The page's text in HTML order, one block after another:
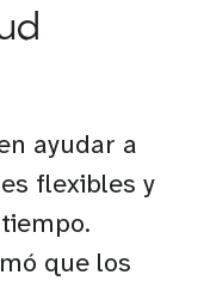
ayudar a
flexibles y
que los